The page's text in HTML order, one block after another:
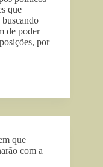
que
buscando
de poder
por
que
com a